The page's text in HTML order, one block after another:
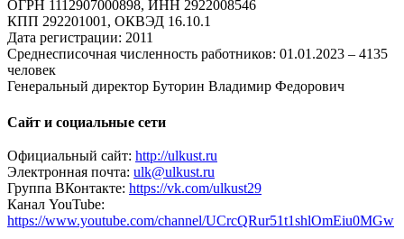
ОГРН 1112907000898, ИНН 2922008546
КПП 292201001, ОКВЭД 16.10.1
Дата регистрации: 2011
Среднесписочная численность работников: 01.01.2023 – 4135
человек
Генеральный директор Буторин Владимир Федорович
Сайт и социальные сети
Официальный сайт: http://ulkust.ru
Электронная почта: ulk@ulkust.ru
Группа ВКонтакте: https://vk.com/ulkust29
Канал YouTube:
https://www.youtube.com/channel/UCrcQRur51t1shlOmEiu0MGw